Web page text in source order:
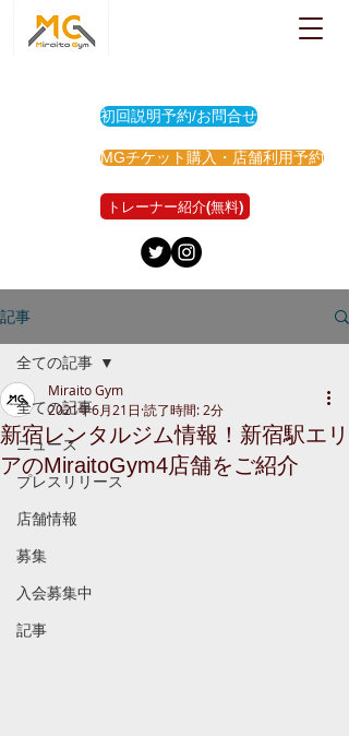
初回説明予約/お問合せ
MGチケット購入・店舗利用予約
トレーナー紹介(無料)
記事
全ての記事
ニュース
プレスリリース
店舗情報
募集
入会募集中
記事
全ての記事
新宿レンタルジム情報！新宿駅エリ
アのMiraitoGym4店舗をご紹介
Miraito Gym
2021年6月21日 読了時間: 2分